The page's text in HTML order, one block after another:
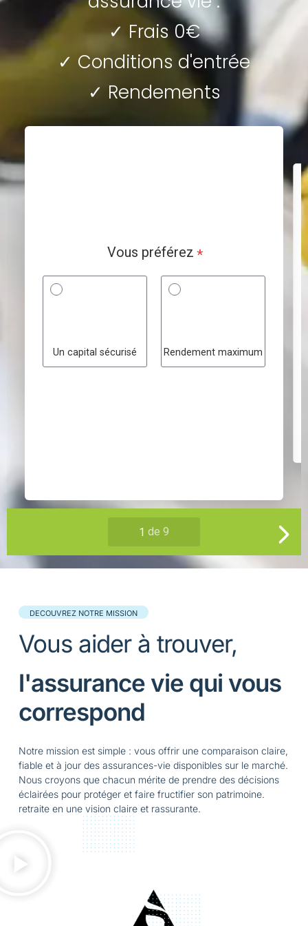
✓ Frais 0€
✓ Conditions d'entrée
✓ Rendements
DECOUVREZ NOTRE MISSION
Vous aider à trouver,
l'assurance vie qui vous
correspond
Notre mission est simple : vous offrir une comparaison claire,
fiable et à jour des assurances-vie disponibles sur le marché.
Nous croyons que chacun mérite de prendre des décisions
éclairées pour protéger et faire fructifier son patrimoine.
retraite en une vision claire et rassurante.